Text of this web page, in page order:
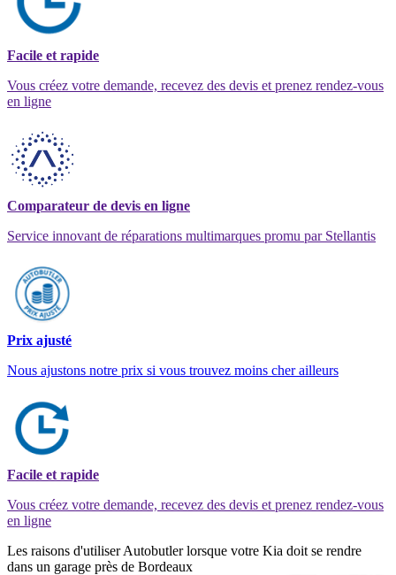
Facile et rapide
Vous créez votre demande, recevez des devis et prenez rendez-vous
en ligne
Comparateur de devis en ligne
Service innovant de réparations multimarques promu par Stellantis
Prix ajusté
Nous ajustons notre prix si vous trouvez moins cher ailleurs
Facile et rapide
Vous créez votre demande, recevez des devis et prenez rendez-vous
en ligne
Les raisons d'utiliser Autobutler lorsque votre Kia doit se rendre
dans un garage près de Bordeaux